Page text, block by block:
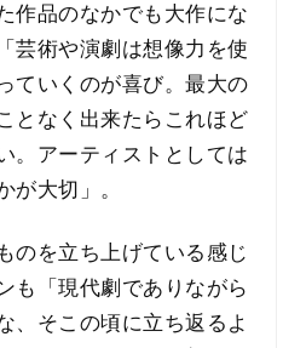
作品のなかでも大作にな
芸術や演劇は想像力を使
ていくのが喜び。最大の
となく出来たらこれほど
。アーティストとしては
が大切」。
のを立ち上げている感じ
も「現代劇でありながら
、そこの頃に立ち返るよ